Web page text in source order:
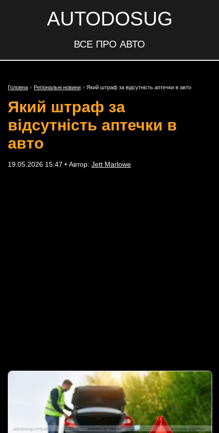
AUTODOSUG
ВСЕ ПРО АВТО
Головна » Регіональні новини » Який штраф за відсутність аптечки в авто
Який штраф за
відсутність аптечки в
авто
19.05.2026 15:47 • Автор: Jett Marlowe